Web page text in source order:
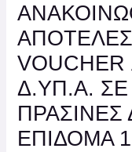
Δ.ΥΠ.Α. ΣΕ
ΕΠΙΔΟΜΑ